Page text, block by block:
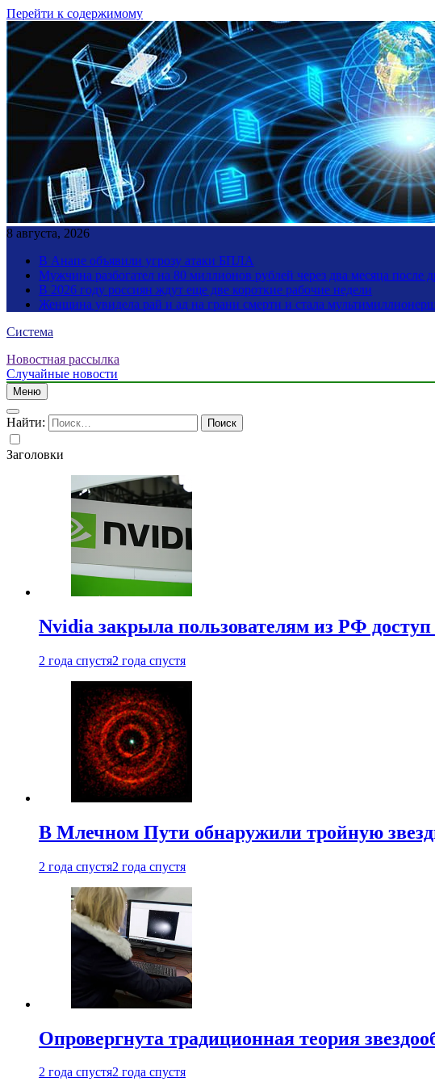
Перейти к содержимому
8 августа, 2026
В Анапе объявили угрозу атаки БПЛА
Мужчина разбогател на 80 миллионов рублей через два месяца после
В 2026 году россиян ждут еще две короткие рабочие недели
Женщина увидела рай и ад на грани смерти и стала
Система
Новостная рассылка
Случайные новости
Меню
Найти:
Заголовки
Nvidia закрыла пользователям из РФ
2 года спустя2 года спустя
В Млечном Пути обнаружили тройную
2 года спустя2 года спустя
Опровергнута традиционная теория
2 года спустя2 года спустя